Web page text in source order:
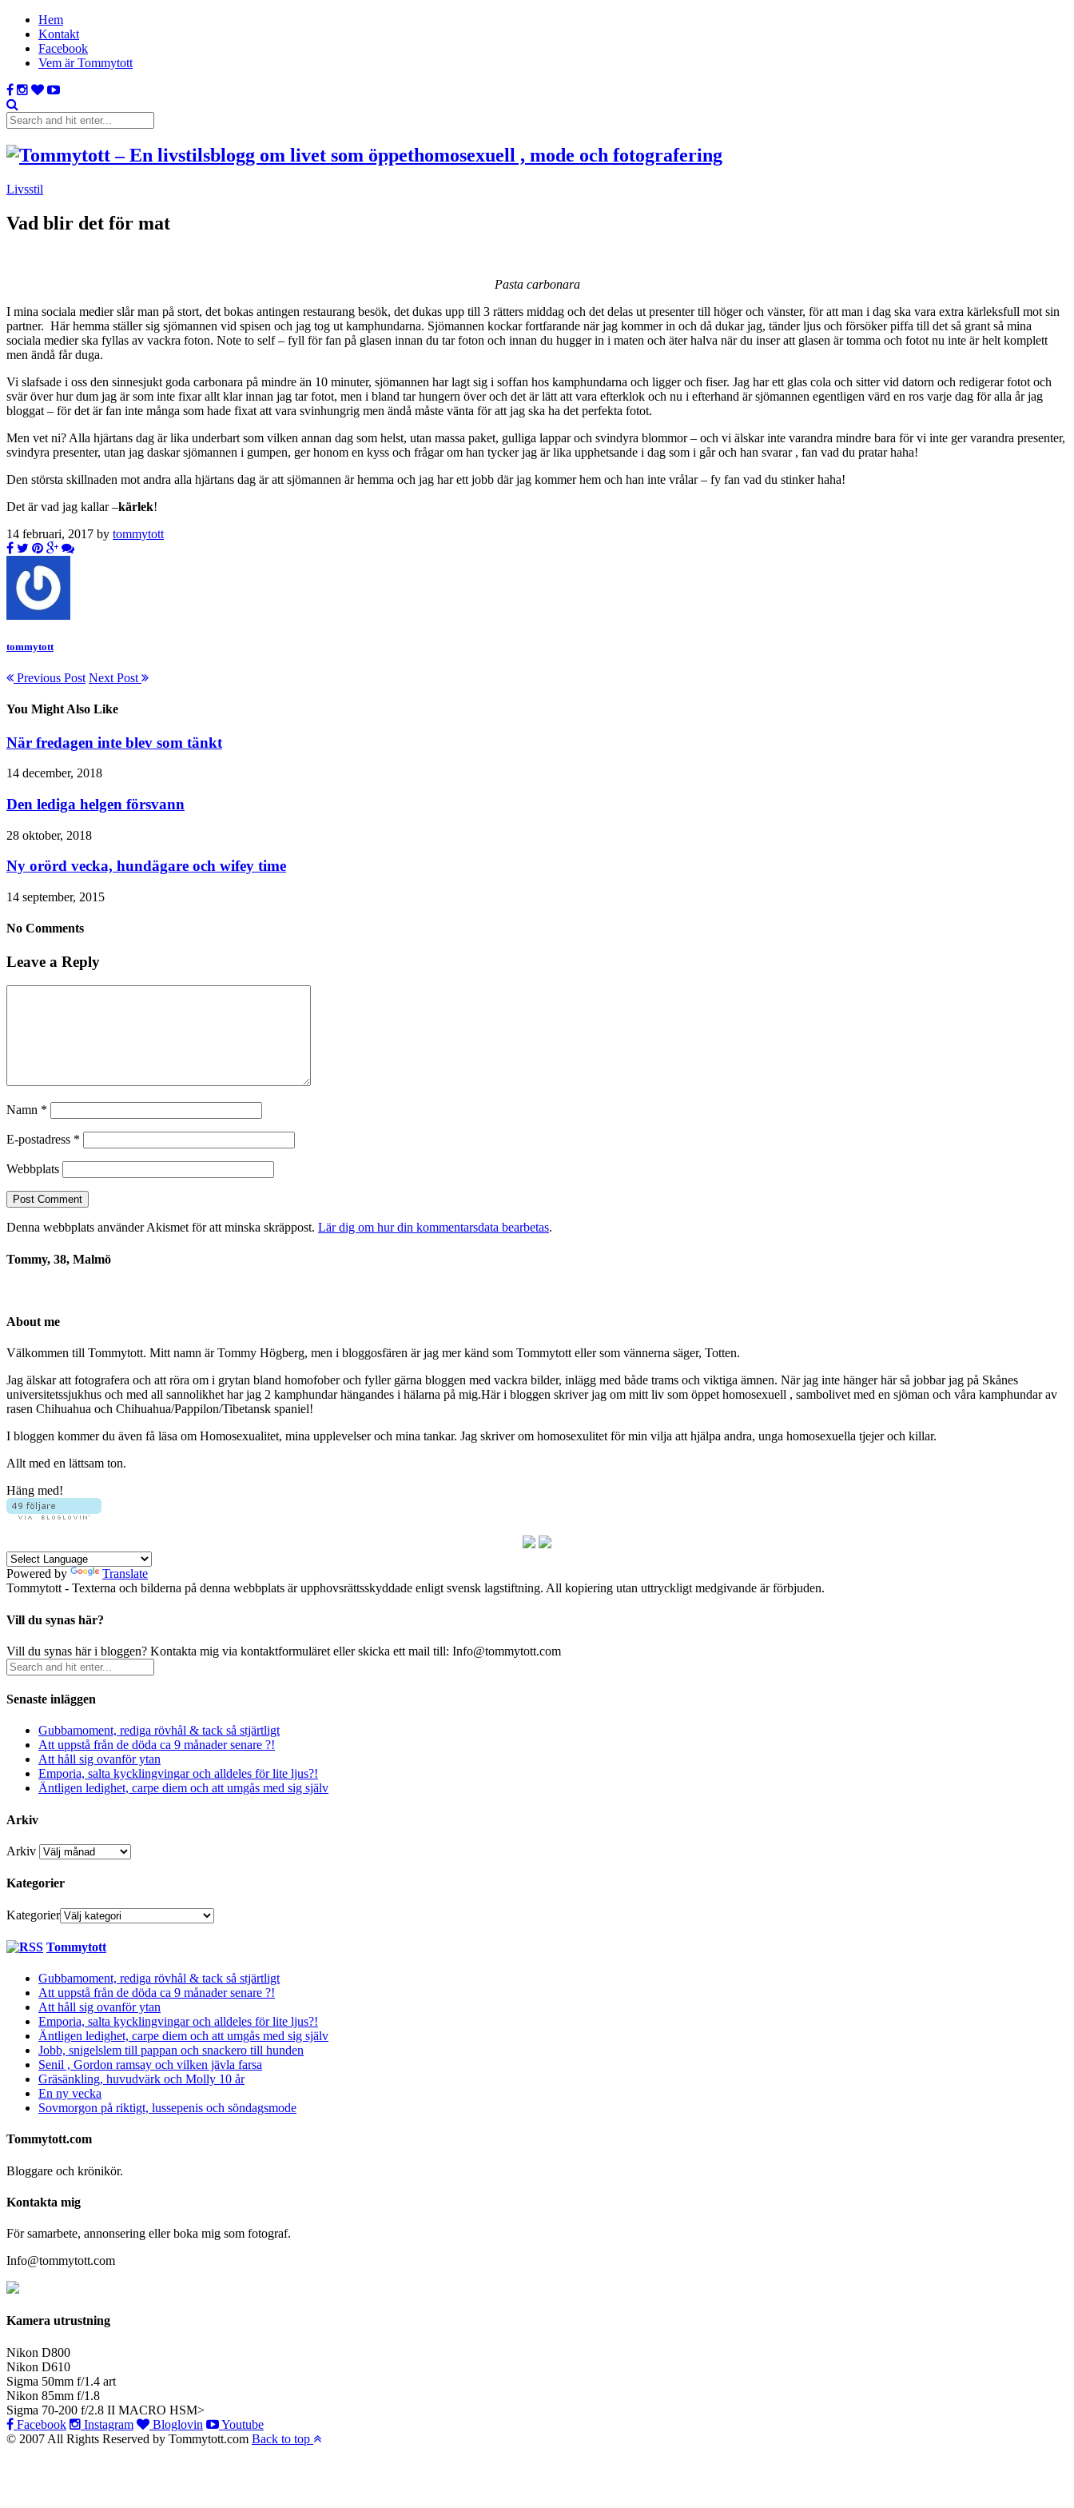
Hem
Kontakt
Facebook
Vem är Tommytott
Livsstil
Vad blir det för mat
Pasta carbonara
I mina sociala medier slår man på stort, det bokas antingen restaurang besök, det dukas upp till 3 rätters middag och det delas ut presenter till höger och vänster, för att man i dag ska vara extra kärleksfull mot sin
partner. Här hemma ställer sig sjömannen vid spisen och jag tog ut kamphundarna. Sjömannen kockar fortfarande när jag kommer in och då dukar jag, tänder ljus och försöker piffa till det så grant så mina
sociala medier ska fyllas av vackra foton. Note to self – fyll för fan på glasen innan du tar foton och innan du hugger in i maten och äter halva när du inser att glasen är tomma och fotot nu inte är helt komplett
men ändå får duga.
Vi slafsade i oss den sinnesjukt goda carbonara på mindre än 10 minuter, sjömannen har lagt sig i soffan hos kamphundarna och ligger och fiser. Jag har ett glas cola och sitter vid datorn och redigerar fotot och
svär över hur dum jag är som inte fixar allt klar innan jag tar fotot, men i bland tar hungern över och det är lätt att vara efterklok och nu i efterhand är sjömannen egentligen värd en ros varje dag för alla år jag
bloggat – för det är fan inte många som hade fixat att vara svinhungrig men ändå måste vänta för att jag ska ha det perfekta fotot.
Men vet ni? Alla hjärtans dag är lika underbart som vilken annan dag som helst, utan massa paket, gulliga lappar och svindyra blommor – och vi älskar inte varandra mindre bara för vi inte ger varandra presenter,
svindyra presenter, utan jag daskar sjömannen i gumpen, ger honom en kyss och frågar om han tycker jag är lika upphetsande i dag som i går och han svarar , fan vad du pratar haha!
Den största skillnaden mot andra alla hjärtans dag är att sjömannen är hemma och jag har ett jobb där jag kommer hem och han inte vrålar – fy fan vad du stinker haha!
Det är vad jag kallar –kärlek!
14 februari, 2017 by tommytott
tommytott
Previous Post Next Post
You Might Also Like
När fredagen inte blev som tänkt
14 december, 2018
Den lediga helgen försvann
28 oktober, 2018
Ny orörd vecka, hundägare och wifey time
14 september, 2015
No Comments
Leave a Reply
Namn *
E-postadress *
Webbplats
Denna webbplats använder Akismet för att minska skräppost. Lär dig om hur din kommentarsdata bearbetas.
Tommy, 38, Malmö
About me
Välkommen till Tommytott. Mitt namn är Tommy Högberg, men i bloggosfären är jag mer känd som Tommytott eller som vännerna säger, Totten.
Jag älskar att fotografera och att röra om i grytan bland homofober och fyller gärna bloggen med vackra bilder, inlägg med både trams och viktiga ämnen. När jag inte hänger här så jobbar jag på Skånes
universitetssjukhus och med all sannolikhet har jag 2 kamphundar hängandes i hälarna på mig.Här i bloggen skriver jag om mitt liv som öppet homosexuell , sambolivet med en sjöman och våra kamphundar av
rasen Chihuahua och Chihuahua/Pappilon/Tibetansk spaniel!
I bloggen kommer du även få läsa om Homosexualitet, mina upplevelser och mina tankar. Jag skriver om homosexulitet för min vilja att hjälpa andra, unga homosexuella tjejer och killar.
Allt med en lättsam ton.
Häng med!
Powered by
Translate
Tommytott - Texterna och bilderna på denna webbplats är upphovsrättsskyddade enligt svensk lagstiftning. All kopiering utan uttryckligt medgivande är förbjuden.
Vill du synas här?
Vill du synas här i bloggen? Kontakta mig via kontaktformuläret eller skicka ett mail till: Info@tommytott.com
Senaste inläggen
Gubbamoment, rediga rövhål & tack så stjärtligt
Att uppstå från de döda ca 9 månader senare ?!
Att håll sig ovanför ytan
Emporia, salta kycklingvingar och alldeles för lite ljus?!
Äntligen ledighet, carpe diem och att umgås med sig själv
Arkiv
Arkiv
Kategorier
Kategorier
Tommytott
Gubbamoment, rediga rövhål & tack så stjärtligt
Att uppstå från de döda ca 9 månader senare ?!
Att håll sig ovanför ytan
Emporia, salta kycklingvingar och alldeles för lite ljus?!
Äntligen ledighet, carpe diem och att umgås med sig själv
Jobb, snigelslem till pappan och snackero till hunden
Senil , Gordon ramsay och vilken jävla farsa
Gräsänkling, huvudvärk och Molly 10 år
En ny vecka
Sovmorgon på riktigt, lussepenis och söndagsmode
Tommytott.com
Bloggare och krönikör.
Kontakta mig
För samarbete, annonsering eller boka mig som fotograf.
Info@tommytott.com
Kamera utrustning
Nikon D800
Nikon D610
Sigma 50mm f/1.4 art
Nikon 85mm f/1.8
Sigma 70-200 f/2.8 II MACRO HSM>
Facebook
Instagram Bloglovin
Youtube
© 2007 All Rights Reserved by Tommytott.com Back to top